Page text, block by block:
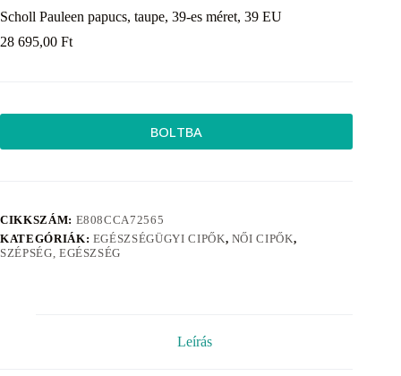
Scholl Pauleen papucs, taupe, 39-es méret, 39 EU
28 695,00 Ft
BOLTBA
CIKKSZÁM: E808CCA72565
KATEGÓRIÁK: EGÉSZSÉGÜGYI CIPŐK, NŐI CIPŐK,
SZÉPSÉG, EGÉSZSÉG
Leírás